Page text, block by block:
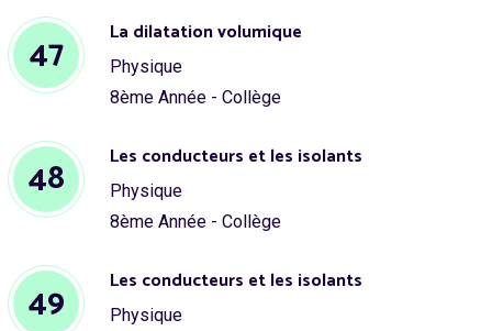
47 La dilatation volumique
Physique
8ème Année - Collège
48 Les conducteurs et les isolants
Physique
8ème Année - Collège
49 Les conducteurs et les isolants
Physique